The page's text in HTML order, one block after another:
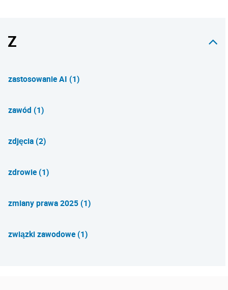
Z
zastosowanie AI (1)
zawód (1)
zdjęcia (2)
zdrowie (1)
zmiany prawa 2025 (1)
związki zawodowe (1)